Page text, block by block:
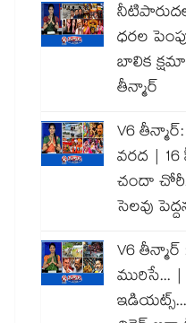
ధరల
బాలిక
తీన్మార్
V6 తీన్మార్:
వరద | 16
చందా
సెలవు
V6 తీన్మార్
మురిసే... |